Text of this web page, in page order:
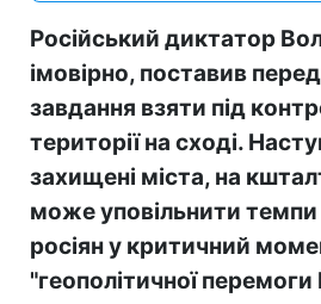
Російський диктатор
імовірно, поставив
завдання взяти під
території на сході.
захищені міста, на
може уповільнити
росіян у критичний
"геополітичної